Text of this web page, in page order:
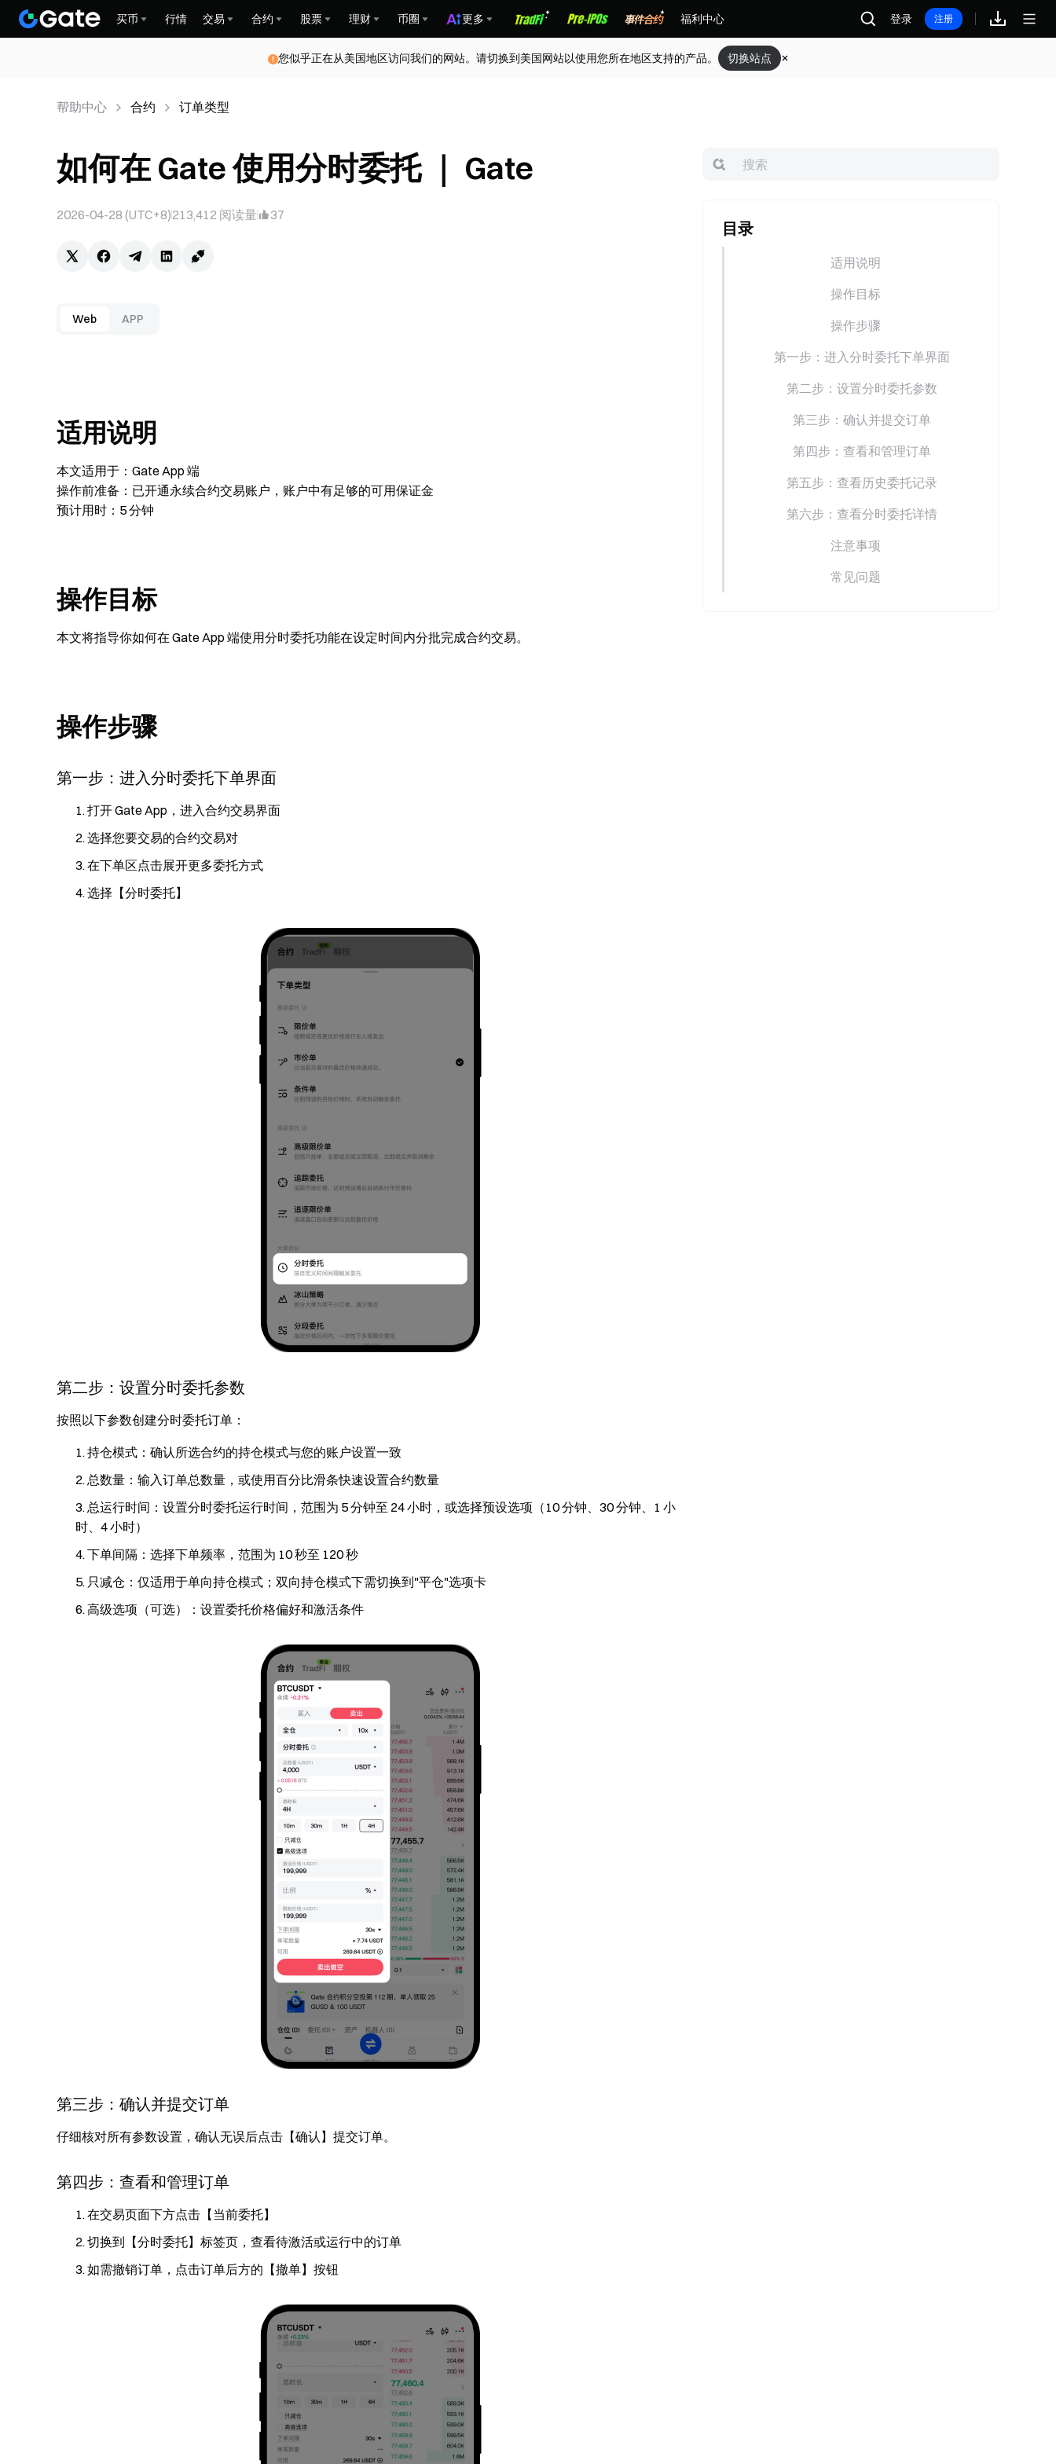
买币 行情 交易 合约 股票 理财 币圈 更多 福利中心 登录 注册
您似乎正在从美国地区访问我们的网站。请切换到美国网站以使用您所在地区支持的产品。 切换站点
帮助中心 合约 订单类型
如何在 Gate 使用分时委托 ｜ Gate
2026-04-28 (UTC+8)213,412 阅读量 37
Web APP
适用说明
本文适用于：Gate App 端
操作前准备：已开通永续合约交易账户，账户中有足够的可用保证金
预计用时：5 分钟
操作目标
本文将指导你如何在 Gate App 端使用分时委托功能在设定时间内分批完成合约交易。
操作步骤
第一步：进入分时委托下单界面
打开 Gate App，进入合约交易界面
选择您要交易的合约交易对
在下单区点击展开更多委托方式
选择【分时委托】
第二步：设置分时委托参数
按照以下参数创建分时委托订单：
持仓模式 ：确认所选合约的持仓模式与您的账户设置一致
总数量 ：输入订单总数量，或使用百分比滑条快速设置合约数量
总运行时间 ：设置分时委托运行时间，范围为 5 分钟至 24 小时，或选择预设选项（10 分钟、30 分钟、1 小
时、4 小时）
下单间隔 ：选择下单频率，范围为 10 秒至 120 秒
只减仓 ：仅适用于单向持仓模式；双向持仓模式下需切换到"平仓"选项卡
高级选项 （可选）：设置委托价格偏好和激活条件
第三步：确认并提交订单
仔细核对所有参数设置，确认无误后点击【确认】提交订单。
第四步：查看和管理订单
在交易页面下方点击【当前委托】
切换到【分时委托】标签页，查看待激活或运行中的订单
如需撤销订单，点击订单后方的【撤单】按钮
目录
适用说明
操作目标
操作步骤
第一步：进入分时委托下单界面
第二步：设置分时委托参数
第三步：确认并提交订单
第四步：查看和管理订单
第五步：查看历史委托记录
第六步：查看分时委托详情
注意事项
常见问题